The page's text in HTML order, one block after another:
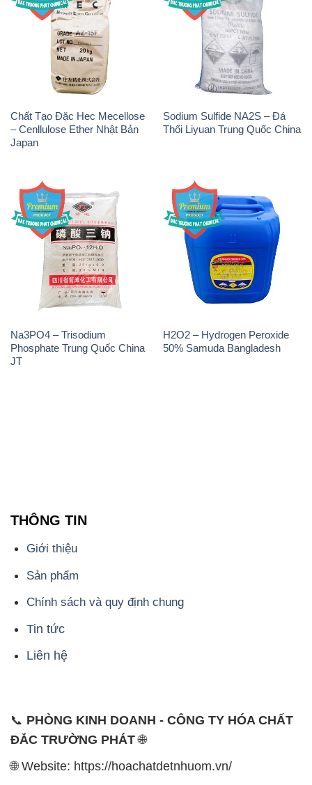
Chất Tạo Đặc Hec Mecellose
– Cenllulose Ether Nhật Bản
Japan
Sodium Sulfide NA2S – Đá
Thối Liyuan Trung Quốc China
Na3PO4 – Trisodium
Phosphate Trung Quốc China
JT
H2O2 – Hydrogen Peroxide
50% Samuda Bangladesh
THÔNG TIN
Giới thiệu
Sản phẩm
Chính sách và quy định chung
Tin tức
Liên hệ
📞 PHÒNG KINH DOANH - CÔNG TY HÓA CHẤT
ĐẮC TRƯỜNG PHÁT🌐
🌐 Website: https://hoachatdetnhuom.vn/